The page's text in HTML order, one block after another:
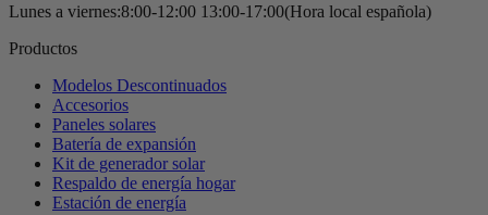
Lunes a viernes:8:00-12:00 13:00-17:00(Hora local española)
Productos
Modelos Descontinuados
Accesorios
Paneles solares
Batería de expansión
Kit de generador solar
Respaldo de energía hogar
Estación de energía